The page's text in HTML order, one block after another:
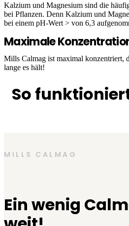
Kalzium und Magnesium sind die
bei Pflanzen. Denn Kalzium und
bei einem pH-Wert > von 6,3
Maximale
Mills Calmag ist maximal konzentriert,
lange es hält!
So
MILLS CALMAG
Ein wenig